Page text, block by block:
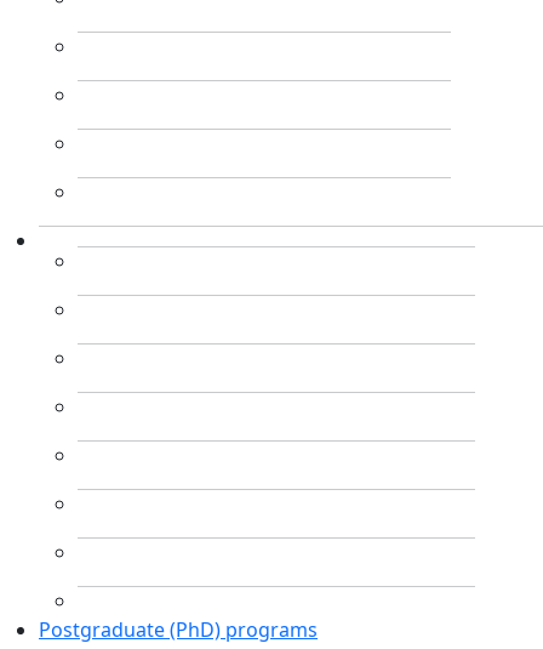
Postgraduate (PhD) programs